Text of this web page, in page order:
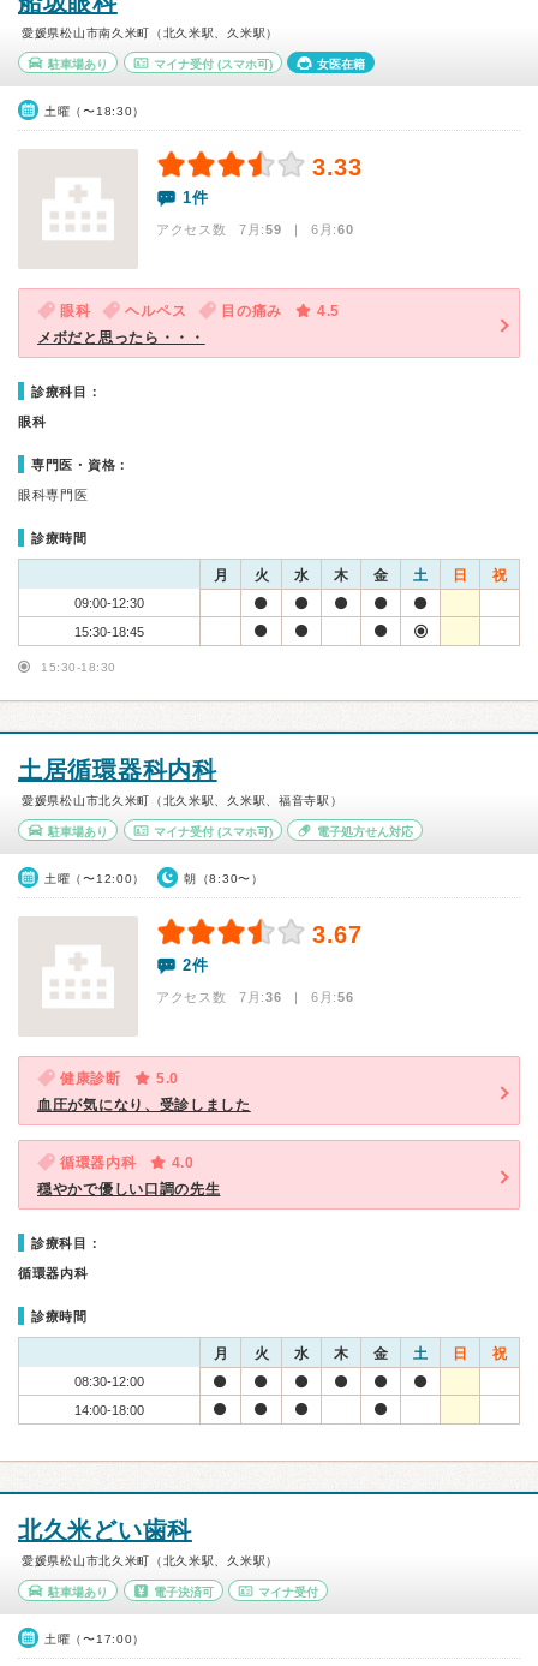
愛媛県松山市南久米町（北久米駅、久米駅）
駐車場あり マイナ受付(スマホ可) 女医在籍
土曜（〜18:30）
3.33
1件
アクセス数 7月:59 | 6月:60
眼科 ヘルペス 目の痛み
4.5
メボだと思ったら・・・
診療科目：
眼科
専門医・資格：
眼科専門医
診療時間
月 火 水 木 金 土 日 祝
09:00-12:30
15:30-18:45
15:30-18:30
土居循環器科内科
愛媛県松山市北久米町（北久米駅、久米駅、福音寺駅）
駐車場あり マイナ受付(スマホ可) 電子処方せん対応
土曜（〜12:00） 朝（8:30〜）
3.67
2件
アクセス数 7月:36 | 6月:56
健康診断
5.0
血圧が気になり、受診しました
循環器内科
4.0
穏やかで優しい口調の先生
診療科目：
循環器内科
診療時間
月 火 水 木 金 土 日 祝
08:30-12:00
14:00-18:00
北久米どい歯科
愛媛県松山市北久米町（北久米駅、久米駅）
駐車場あり 電子決済可 マイナ受付
土曜（〜17:00）